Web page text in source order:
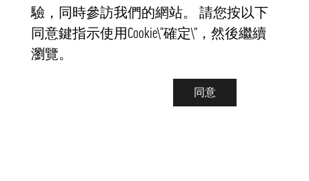
驗，同時參訪我們的網站。 請您按以下
同意鍵指示使用Cookie\“確定\”，然後繼續
瀏覽。
同意